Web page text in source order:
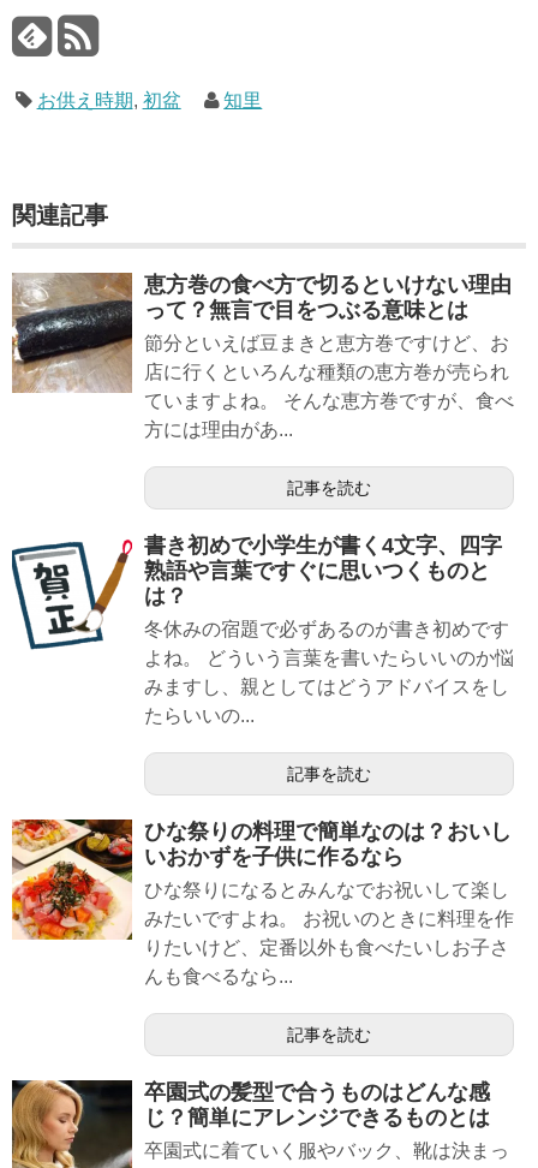
お供え時期, 初盆 知里
関連記事
恵方巻の食べ方で切るといけない理由
って？無言で目をつぶる意味とは
節分といえば豆まきと恵方巻ですけど、お
店に行くといろんな種類の恵方巻が売られ
ていますよね。 そんな恵方巻ですが、食べ
方には理由があ...
記事を読む
書き初めで小学生が書く4文字、四字
熟語や言葉ですぐに思いつくものと
は？
冬休みの宿題で必ずあるのが書き初めです
よね。 どういう言葉を書いたらいいのか悩
みますし、親としてはどうアドバイスをし
たらいいの...
記事を読む
ひな祭りの料理で簡単なのは？おいし
いおかずを子供に作るなら
ひな祭りになるとみんなでお祝いして楽し
みたいですよね。 お祝いのときに料理を作
りたいけど、定番以外も食べたいしお子さ
んも食べるなら...
記事を読む
卒園式の髪型で合うものはどんな感
じ？簡単にアレンジできるものとは
卒園式に着ていく服やバック、靴は決まっ